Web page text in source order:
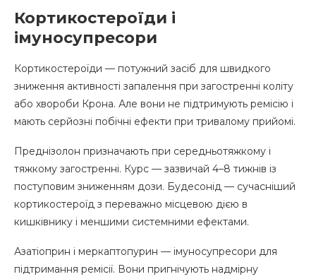
Кортикостероїди і
імуносупресори
Кортикостероїди — потужний засіб для швидкого
зниження активності запалення при загостренні коліту
або хвороби Крона. Але вони не підтримують ремісію і
мають серйозні побічні ефекти при тривалому прийомі.
Преднізолон призначають при середньотяжкому і
тяжкому загостренні. Курс — зазвичай 4–8 тижнів із
поступовим зниженням дози. Будесонід — сучасніший
кортикостероїд з переважно місцевою дією в
кишківнику і меншими системними ефектами.
Азатіоприн і меркаптопурин — імуносупресори для
підтримання ремісії. Вони пригнічують надмірну